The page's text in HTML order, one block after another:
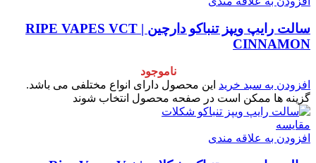
سالت رایپ ویپز تنباکو دارچین | RIPE VAPES VCT
CINNAMON
ناموجود
افزودن به سبد خرید این محصول دارای انواع مختلفی می باشد.
گزینه ها ممکن است در صفحه محصول انتخاب شوند
مقایسه
افزودن به علاقه مندی